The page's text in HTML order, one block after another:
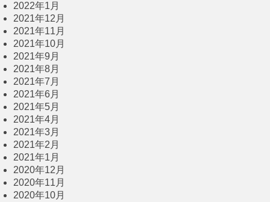
2022年1月
2021年12月
2021年11月
2021年10月
2021年9月
2021年8月
2021年7月
2021年6月
2021年5月
2021年4月
2021年3月
2021年2月
2021年1月
2020年12月
2020年11月
2020年10月